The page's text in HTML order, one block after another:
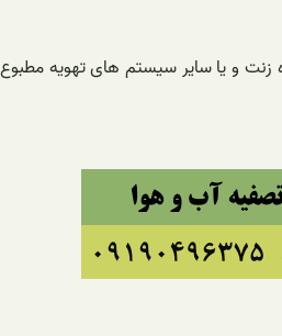
و یا سایر سیستم های تهویه مطبوع